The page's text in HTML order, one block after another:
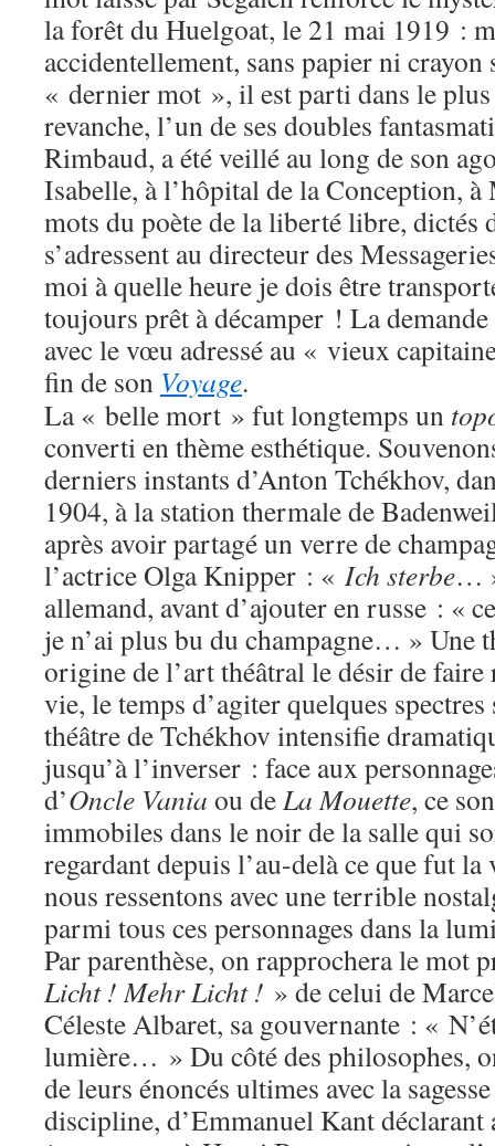
la forêt du Huelgoat, le 21 mai 1919 :
accidentellement, sans papier ni
« dernier mot », il est parti dans le
revanche, l’un de ses doubles
Rimbaud, a été veillé au long de son
Isabelle, à l’hôpital de la Conception,
mots du poète de la liberté libre, dictés
s’adressent au directeur des
moi à quelle heure je dois être
toujours prêt à décamper ! La
avec le vœu adressé au « vieux
fin de son Voyage.
La « belle mort » fut longtemps un
converti en thème esthétique.
derniers instants d’Anton Tchékhov,
1904, à la station thermale de
après avoir partagé un verre de
l’actrice Olga Knipper : « Ich sterbe…
allemand, avant d’ajouter en russe : «
je n’ai plus bu du champagne… » Une
origine de l’art théâtral le désir de
vie, le temps d’agiter quelques
théâtre de Tchékhov intensifie
jusqu’à l’inverser : face aux
d’Oncle Vania ou deLa Mouette, ce
immobiles dans le noir de la salle qui
regardant depuis l’au-delà ce que fut
nous ressentons avec une terrible
parmi tous ces personnages dans la
Par parenthèse, on rapprochera le mot
Licht ! Mehr Licht ! » de celui de
Céleste Albaret, sa gouvernante : «
lumière… » Du côté des philosophes,
de leurs énoncés ultimes avec la
discipline, d’Emmanuel Kant